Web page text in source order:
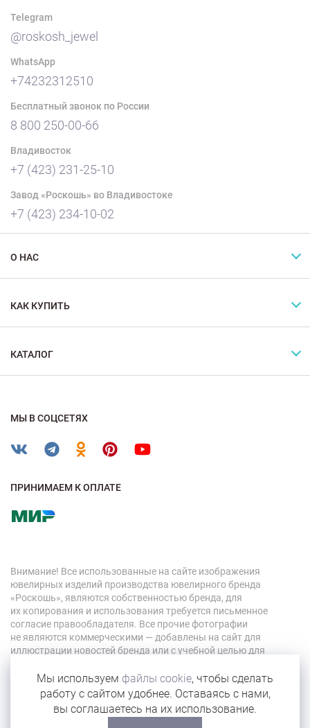
Telegram
@roskosh_jewel
WhatsApp
+74232312510
Бесплатный звонок по России
8 800 250-00-66
Владивосток
+7 (423) 231-25-10
Завод «Роскошь» во Владивостоке
+7 (423) 234-10-02
О НАС
КАК КУПИТЬ
КАТАЛОГ
МЫ В СОЦСЕТЯХ
ПРИНИМАЕМ К ОПЛАТЕ
Внимание! Все использованные на сайте изображения
ювелирных изделий производства ювелирного бренда
«Роскошь», являются собственностью бренда, для
их копирования и использования требуется письменное
согласие правообладателя. Все прочие фотографии
не являются коммерческими — добавлены на сайт для
иллюстрации новостей бренда или с учебной целью для
© 2026 «Роскошь»
Мы используем файлы cookie, чтобы сделать
работу с сайтом удобнее. Оставаясь с нами,
вы соглашаетесь на их использование.